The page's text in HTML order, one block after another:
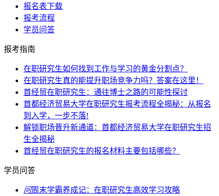
报名表下载
报考流程
学员问答
报考指南
在职研究生如何找到工作与学习的黄金分割点？
在职研究生真的能提升职场竞争力吗？答案在这里！
首经贸在职研究生：通往博士之路的可能性探讨
首都经济贸易大学在职研究生报考流程全揭秘：从报名
到入学，一步不落!
解锁职场晋升新通道：首都经济贸易大学在职研究生招
生全揭秘
首经贸在职研究生的报名材料主要包括哪些？
学员问答
问周末学霸养成记：在职研究生高效学习攻略